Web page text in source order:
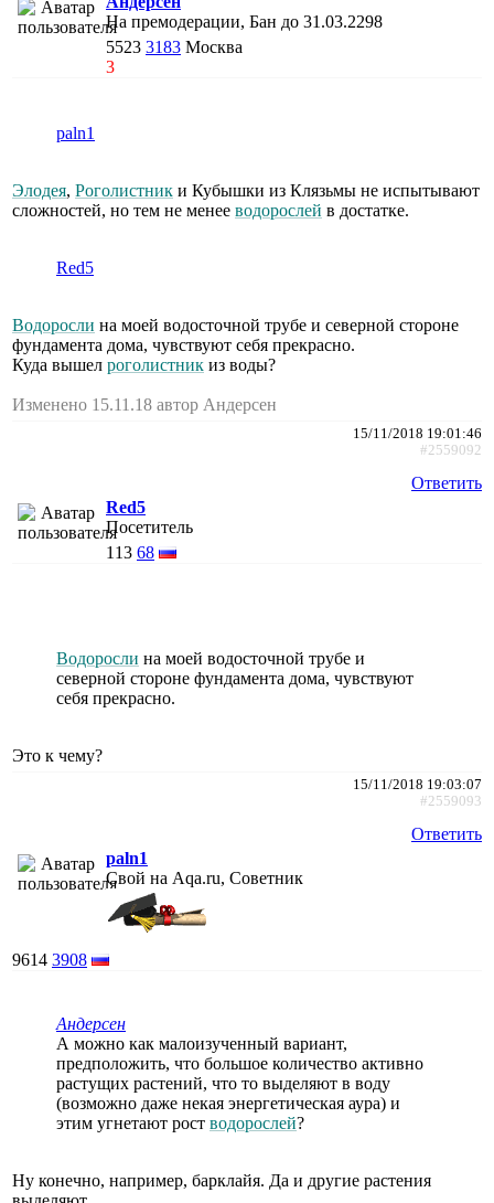
На премодерации, Бан до 31.03.2298
5523 3183 Москва
3
paln1
Элодея, Роголистник и Кубышки из Клязьмы не испытывают
сложностей, но тем не менее водорослей в достатке.
Red5
Водоросли на моей водосточной трубе и северной стороне
фундамента дома, чувствуют себя прекрасно.
Куда вышел роголистник из воды?
Изменено 15.11.18 автор Андерсен
15/11/2018 19:01:46
#2559092
Ответить
Red5
Посетитель
113 68
Водоросли на моей водосточной трубе и
северной стороне фундамента дома, чувствуют
себя прекрасно.
Это к чему?
15/11/2018 19:03:07
#2559093
Ответить
paln1
Свой на Aqa.ru, Советник
9614 3908
Андерсен
А можно как малоизученный вариант,
предположить, что большое количество активно
растущих растений, что то выделяют в воду
(возможно даже некая энергетическая аура) и
этим угнетают рост водорослей?
Ну конечно, например, барклайя. Да и другие растения